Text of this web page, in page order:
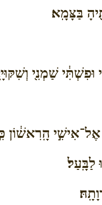
בַּצָּמָֽא׃
שַׁמְנִ֖י
הָֽרִאשׁ֔וֹן